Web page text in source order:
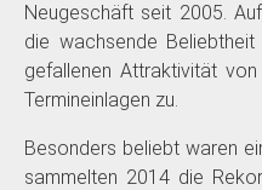
Neugeschäft seit 2005.
die wachsende
gefallenen Attraktivität
Termineinlagen zu.
Besonders beliebt waren
sammelten 2014 die